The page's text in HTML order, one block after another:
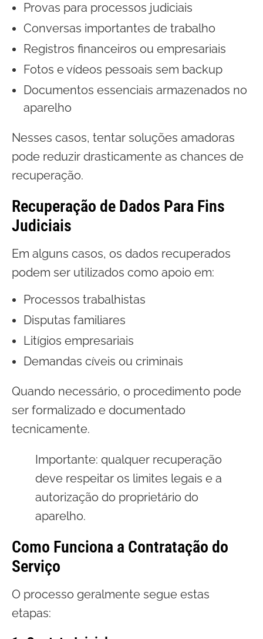
Provas para processos judiciais
Conversas importantes de trabalho
Registros financeiros ou empresariais
Fotos e vídeos pessoais sem backup
Documentos essenciais armazenados no
aparelho
Nesses casos, tentar soluções amadoras
pode reduzir drasticamente as chances de
recuperação.
Recuperação de Dados Para Fins
Judiciais
Em alguns casos, os dados recuperados
podem ser utilizados como apoio em:
Processos trabalhistas
Disputas familiares
Litígios empresariais
Demandas cíveis ou criminais
Quando necessário, o procedimento pode
ser formalizado e documentado
tecnicamente.
Importante: qualquer recuperação
deve respeitar os limites legais e a
autorização do proprietário do
aparelho.
Como Funciona a Contratação do
Serviço
O processo geralmente segue estas
etapas: